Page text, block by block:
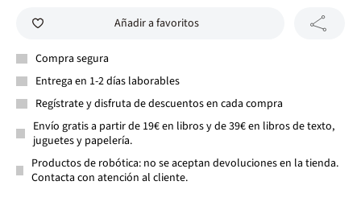
Añadir a favoritos
Compra segura
Entrega en 1-2 días laborables
Regístrate y disfruta de descuentos en cada compra
Envío gratis a partir de 19€ en libros y de 39€ en libros de texto,
juguetes y papelería.
Productos de robótica: no se aceptan devoluciones en la tienda.
Contacta con atención al cliente.